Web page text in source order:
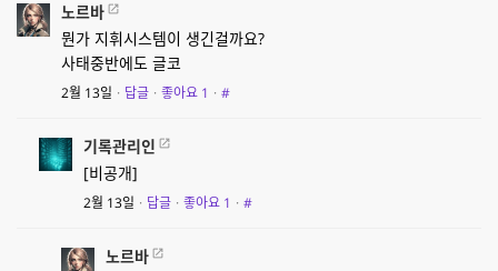
노르바
뭔가 지휘시스템이 생긴걸까요?
사태중반에도 글코
2월 13일 · 답글 · 좋아요 1 · #
기록관리인
[비공개]
2월 13일 · 답글 · 좋아요 1 · #
노르바